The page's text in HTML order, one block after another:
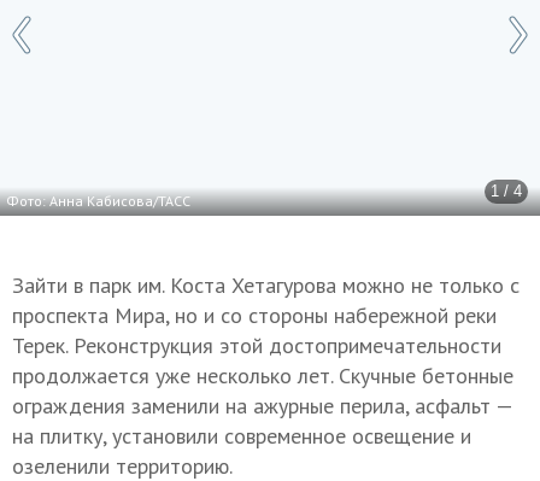
1 / 4
Фото: Анна Кабисова/ТАСС
Зайти в парк им. Коста Хетагурова можно не только с
проспекта Мира, но и со стороны набережной реки
Терек. Реконструкция этой достопримечательности
продолжается уже несколько лет. Скучные бетонные
ограждения заменили на ажурные перила, асфальт —
на плитку, установили современное освещение и
озеленили территорию.